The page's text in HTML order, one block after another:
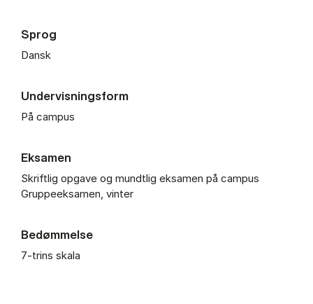
Sprog
Dansk
Undervisningsform
På campus
Eksamen
Skriftlig opgave og mundtlig eksamen på campus
Gruppeeksamen, vinter
Bedømmelse
7-trins skala